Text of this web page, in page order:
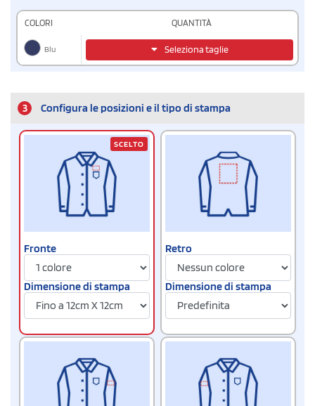
COLORI QUANTITÀ
Blu Seleziona taglie
3 Configura le posizioni e il tipo di stampa
Fronte
Dimensione di stampa
SCELTO
Retro
Dimensione di stampa